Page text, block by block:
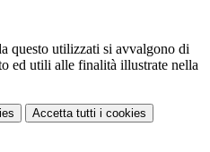
questo utilizzati si avvalgono di
ed utili alle finalità illustrate nella
Accetta tutti i cookies